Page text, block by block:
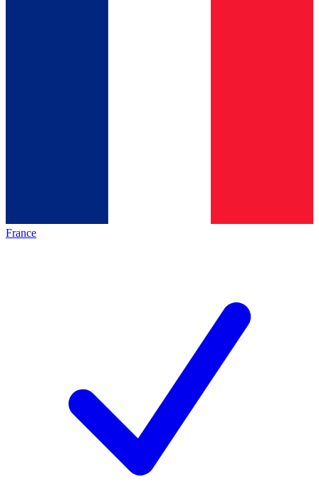
France